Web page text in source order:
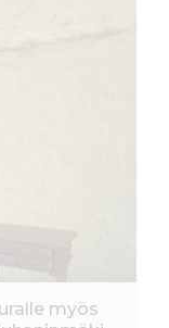
myös